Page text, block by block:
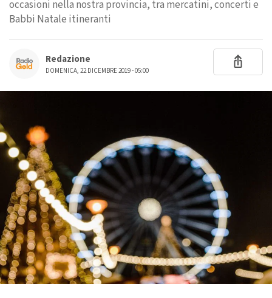
occasioni nella nostra provincia, tra mercatini, concerti e
Babbi Natale itineranti
Redazione
DOMENICA, 22 DICEMBRE 2019 - 05:00